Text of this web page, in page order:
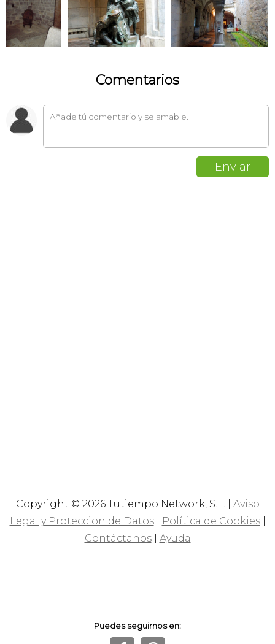
Comentarios
Copyright © 2026 Tutiempo Network, S.L. | Aviso
Legal y Proteccion de Datos| Política de Cookies|
Contáctanos| Ayuda
Puedes seguirnos en: